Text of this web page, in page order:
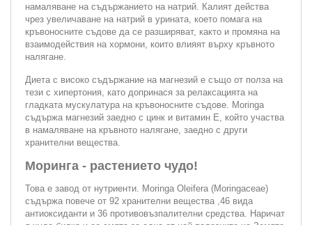
намаляване на съдържанието на натрий. Калият действа
чрез увеличаване на натрий в урината, което помага на
кръвоносните съдове да се разширяват, както и промяна на
взаимодействия на хормони, които влияят върху кръвното
налягане.
Диета с високо съдържание на магнезий е също от полза на
тези с хипертония, като допринася за релаксацията на
гладката мускулатура на кръвоносните съдове. Moringa
съдържа магнезий заедно с цинк и витамин Е, който участва
в намаляване на кръвното налягане, заедно с други
хранителни вещества.
Моринга - растението чудо!
Това е завод от нутриенти. Moringa Oleifera (Moringaceae)
съдържа повече от 92 хранителни вещества ,46 вида
антиоксиданти и 36 противовъзпалителни средства. Наричат